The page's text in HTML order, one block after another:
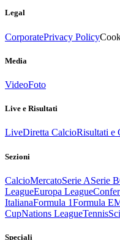
Legal
CorporatePrivacy Policy
Media
VideoFoto
Live e Risultati
LiveDiretta CalcioRisultati e
Sezioni
CalcioMercatoSerie ASerie B
LeagueEuropa League
ItalianaFormula 1Formula E
CupNations LeagueTennisSci
Speciali